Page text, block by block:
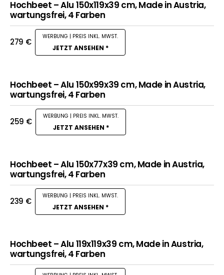
Hochbeet – Alu 150x119x39 cm, Made in Austria,
wartungsfrei, 4 Farben
279 €
JETZT ANSEHEN *
Hochbeet – Alu 150x99x39 cm, Made in Austria,
wartungsfrei, 4 Farben
259 €
JETZT ANSEHEN *
Hochbeet – Alu 150x77x39 cm, Made in Austria,
wartungsfrei, 4 Farben
239 €
JETZT ANSEHEN *
Hochbeet – Alu 119x119x39 cm, Made in Austria,
wartungsfrei, 4 Farben